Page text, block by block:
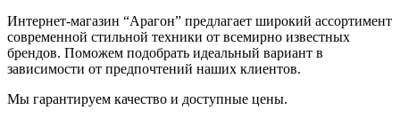
Интернет-магазин “Арагон” предлагает широкий ассортимент
современной стильной техники от всемирно известных
брендов. Поможем подобрать идеальный вариант в
зависимости от предпочтений наших клиентов.
Мы гарантируем качество и доступные цены.